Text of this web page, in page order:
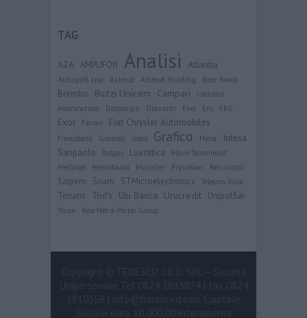
TAG
A2A AMPLIFON Analisi Atlantia
Autogrill spa Azimut Azimut Holding Bper Banca
Brembo Buzzi Unicem Campari
Cattolica
Assicurazioni
Datalogic Diasorin Enel Eni ERG
Exor Ferrari Fiat Chrysler Automobiles
Finecobank Generali Geox Grafico Hera
Intesa
Sanpaolo
Italgas Luxottica
Maire Tecnnimont
Mediaset
Mediobanca Moncler Prysmian Recordati
Saipem Snam STMicroelectronics Telecom Italia
Tenaris Tod's Ubi Banca Unicredit UnipolSai
Yoox Yoox Net-a-Porter Group